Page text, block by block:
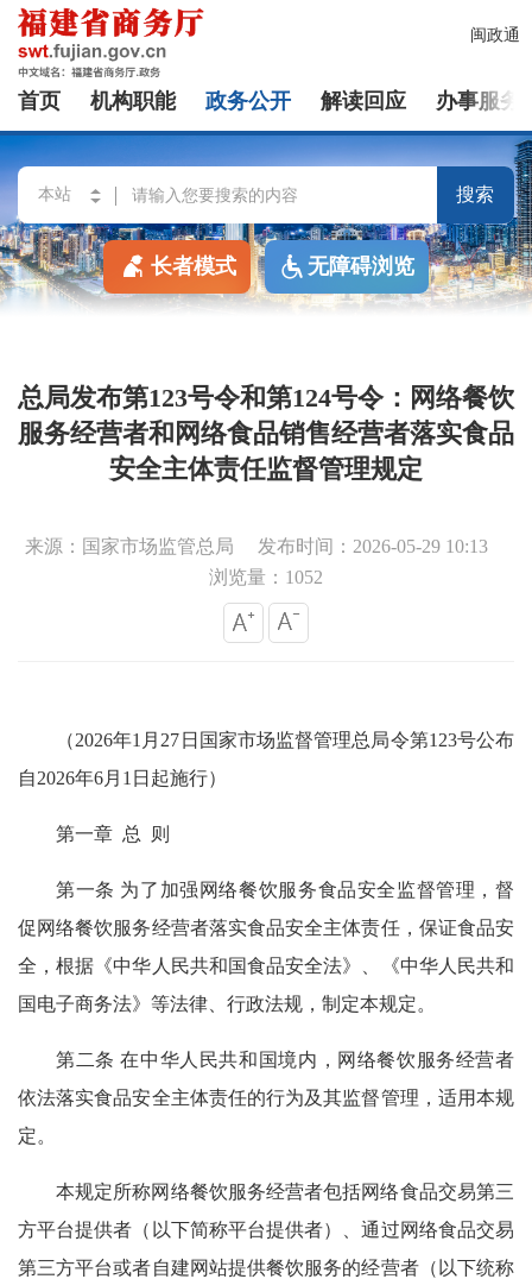
闽政通
首页 机构职能 政务公开 解读回应 办事服务
搜索
长者模式 无障碍浏览
总局发布第123号令和第124号令：网络餐饮
服务经营者和网络食品销售经营者落实食品
安全主体责任监督管理规定
来源：国家市场监管总局
发布时间：2026-05-29 10:13
浏览量：1052
（2026年1月27日国家市场监督管理总局令第123号公布
自2026年6月1日起施行）
第一章 总 则
第一条 为了加强网络餐饮服务食品安全监督管理，督
促网络餐饮服务经营者落实食品安全主体责任，保证食品安
全，根据《中华人民共和国食品安全法》、《中华人民共和
国电子商务法》等法律、行政法规，制定本规定。
第二条 在中华人民共和国境内，网络餐饮服务经营者
依法落实食品安全主体责任的行为及其监督管理，适用本规
定。
本规定所称网络餐饮服务经营者包括网络食品交易第三
方平台提供者（以下简称平台提供者）、通过网络食品交易
第三方平台或者自建网站提供餐饮服务的经营者（以下统称